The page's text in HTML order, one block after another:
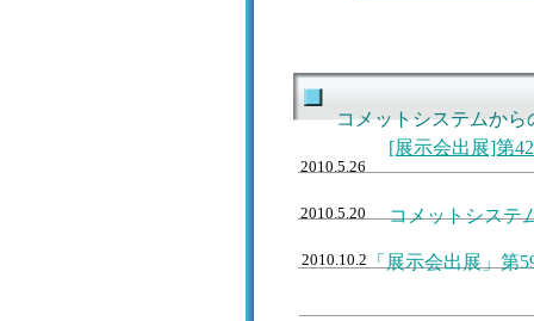
コメットシステムから
2010.5.26
[展示会出展]第
「展示会出展」第
コメットシステ
2010.5.20
2010.10.2